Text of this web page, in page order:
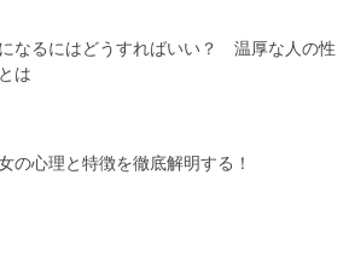
なるにはどうすればいい？ 温厚な人の性
は
の心理と特徴を徹底解明する！